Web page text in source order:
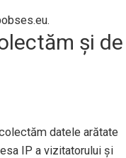
și de
datele arătate
IP a vizitatorului și